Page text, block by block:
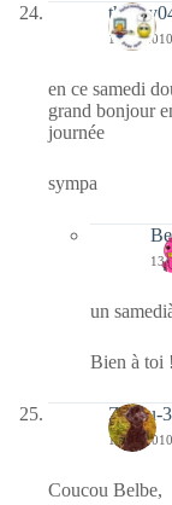
13/11/
en ce samedi
grand bonjour
journée
sympa
13/
un
Bien à toi !
Zazou-
13/11/
Coucou Belbe,